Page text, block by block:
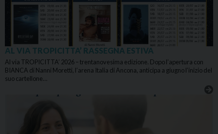
AL VIA TROPICITTA’ RASSEGNA ESTIVA
Al via TROPICITTA’ 2026 – trentanovesima edizione. Dopo l’apertura con
BIANCA di Nanni Moretti, l’arena Italia di Ancona, anticipa a giugno l’inizio del
suo cartellone…